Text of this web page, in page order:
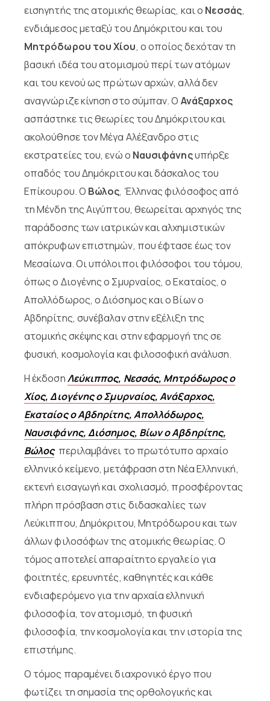
εισηγητής της ατομικής θεωρίας, και ο Νεσσάς,
ενδιάμεσος μεταξύ του Δημόκριτου και του
Μητρόδωρου του Χίου, ο οποίος δεχόταν τη
βασική ιδέα του ατομισμού περί των ατόμων
και του κενού ως πρώτων αρχών, αλλά δεν
αναγνώριζε κίνηση στο σύμπαν. Ο Ανάξαρχος
ασπάστηκε τις θεωρίες του Δημόκριτου και
ακολούθησε τον Μέγα Αλέξανδρο στις
εκστρατείες του, ενώ ο Ναυσιφάνηςυπήρξε
οπαδός του Δημόκριτου και δάσκαλος του
Επίκουρου. Ο Βώλος, Έλληνας φιλόσοφος από
τη Μένδη της Αιγύπτου, θεωρείται αρχηγός της
παράδοσης των ιατρικών και αλχημιστικών
απόκρυφων επιστημών, που έφτασε έως τον
Μεσαίωνα. Οι υπόλοιποι φιλόσοφοι του τόμου,
όπως ο Διογένης ο Σμυρναίος, ο Εκαταίος, ο
Απολλόδωρος, ο Διόσημος και ο Βίων ο
Αβδηρίτης, συνέβαλαν στην εξέλιξη της
ατομικής σκέψης και στην εφαρμογή της σε
φυσική, κοσμολογία και φιλοσοφική ανάλυση.
Η έκδοσηΛεύκιππος, Νεσσάς, Μητρόδωρος ο
Χίος, Διογένης ο Σμυρναίος, Ανάξαρχος,
Εκαταίος ο Αβδηρίτης, Απολλόδωρος,
Ναυσιφάνης, Διόσημος, Βίων ο Αβδηρίτης,
Βώλοςπεριλαμβάνει το πρωτότυπο αρχαίο
ελληνικό κείμενο, μετάφραση στη Νέα Ελληνική,
εκτενή εισαγωγή και σχολιασμό, προσφέροντας
πλήρη πρόσβαση στις διδασκαλίες των
Λεύκιππου, Δημόκριτου, Μητρόδωρου και των
άλλων φιλοσόφων της ατομικής θεωρίας. Ο
τόμος αποτελεί απαραίτητο εργαλείο για
φοιτητές, ερευνητές, καθηγητές και κάθε
ενδιαφερόμενο για την αρχαία ελληνική
φιλοσοφία, τον ατομισμό, τη φυσική
φιλοσοφία, την κοσμολογία και την ιστορία της
επιστήμης.
Ο τόμος παραμένει διαχρονικό έργο που
φωτίζει τη σημασία της ορθολογικής και